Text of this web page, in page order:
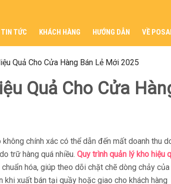
TIN TỨC KHÁCH HÀNG HƯỚNG DẪN VỀ
Quả Cho Cửa Hàng Bán Lẻ Mới 2025
Quả Cho Cửa
chính xác có thể dẫn đến mất doanh thu
trữ hàng quá nhiều. Quy trình quản lý kho hiệu
hóa, giúp theo dõi chặt chẽ dòng chảy của
xuất bán tại quầy hoặc giao cho khách hàng